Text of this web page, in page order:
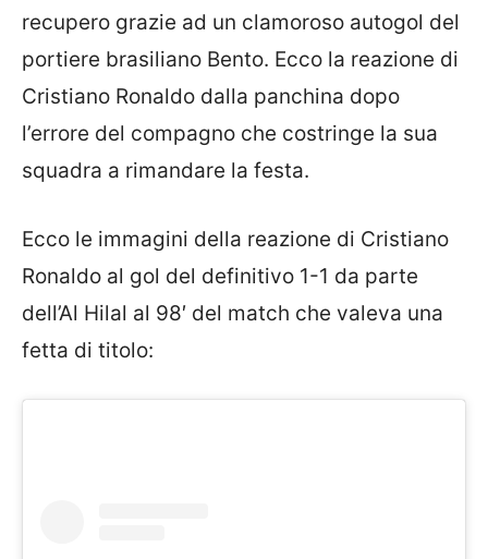
recupero grazie ad un clamoroso autogol del
portiere brasiliano Bento. Ecco la reazione di
Cristiano Ronaldo dalla panchina dopo
l’errore del compagno che costringe la sua
squadra a rimandare la festa.
Ecco le immagini della reazione di Cristiano
Ronaldo al gol del definitivo 1-1 da parte
dell’Al Hilal al 98′ del match che valeva una
fetta di titolo: